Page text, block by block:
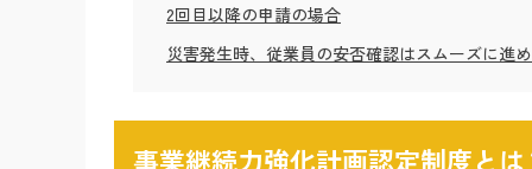
2回目以降の申請の場合
災害発生時、従業員の安否確認はスムーズに進
事業継続力強化計画認定制度とは